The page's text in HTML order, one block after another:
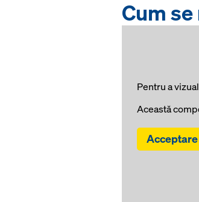
Cum
Pentru a
Această